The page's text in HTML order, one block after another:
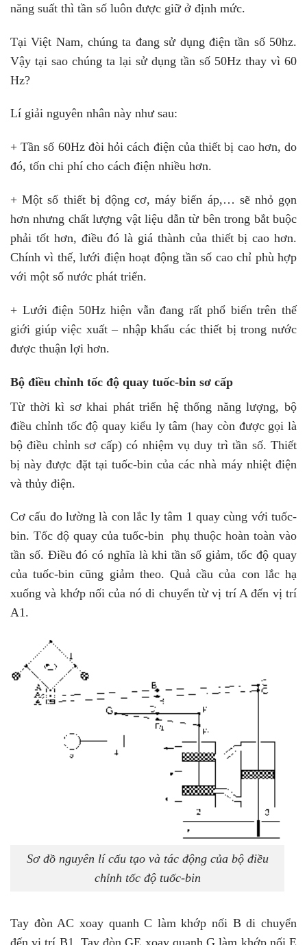
năng suất thì tần số luôn được giữ ở định mức.
Tại Việt Nam, chúng ta đang sử dụng điện tần số 50hz.
Vậy tại sao chúng ta lại sử dụng tần số 50Hz thay vì 60
Hz?
Lí giải nguyên nhân này như sau:
+ Tần số 60Hz đòi hỏi cách điện của thiết bị cao hơn, do
đó, tốn chi phí cho cách điện nhiều hơn.
+ Một số thiết bị động cơ, máy biến áp,… sẽ nhỏ gọn
hơn nhưng chất lượng vật liệu dẫn từ bên trong bắt buộc
phải tốt hơn, điều đó là giá thành của thiết bị cao hơn.
Chính vì thế, lưới điện hoạt động tần số cao chỉ phù hợp
với một số nước phát triển.
+ Lưới điện 50Hz hiện vẫn đang rất phổ biến trên thế
giới giúp việc xuất – nhập khẩu các thiết bị trong nước
được thuận lợi hơn.
Bộ điều chỉnh tốc độ quay tuốc-bin sơ cấp
Từ thời kì sơ khai phát triển hệ thống năng lượng, bộ
điều chỉnh tốc độ quay kiểu ly tâm (hay còn được gọi là
bộ điều chỉnh sơ cấp) có nhiệm vụ duy trì tần số. Thiết
bị này được đặt tại tuốc-bin của các nhà máy nhiệt điện
và thủy điện.
Cơ cấu đo lường là con lắc ly tâm 1 quay cùng với tuốc-
bin. Tốc độ quay của tuốc-bin phụ thuộc hoàn toàn vào
tần số. Điều đó có nghĩa là khi tần số giảm, tốc độ quay
của tuốc-bin cũng giảm theo. Quả cầu của con lắc hạ
xuống và khớp nối của nó di chuyển từ vị trí A đến vị trí
A1.
Sơ đồ nguyên lí cấu tạo và tác động của bộ điều
chỉnh tốc độ tuốc-bin
Tay đòn AC xoay quanh C làm khớp nối B di chuyển
đến vị trí B1. Tay đòn GE xoay quanh G làm khớp nối E